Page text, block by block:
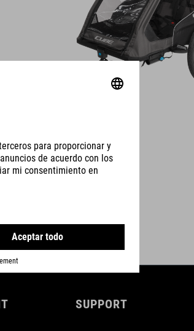
SUPPORT